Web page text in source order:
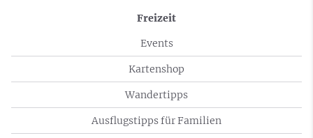
Freizeit
Events
Kartenshop
Wandertipps
Ausflugstipps für Familien